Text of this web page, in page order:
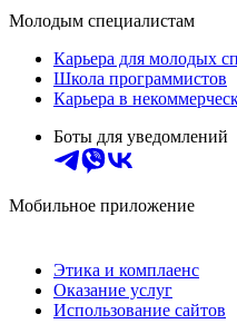
Молодым специалистам
Карьера для молодых
Школа программистов
Карьера в
Боты для уведомлений
Мобильное приложение
Этика и комплаенс
Оказание услуг
Использование сайтов